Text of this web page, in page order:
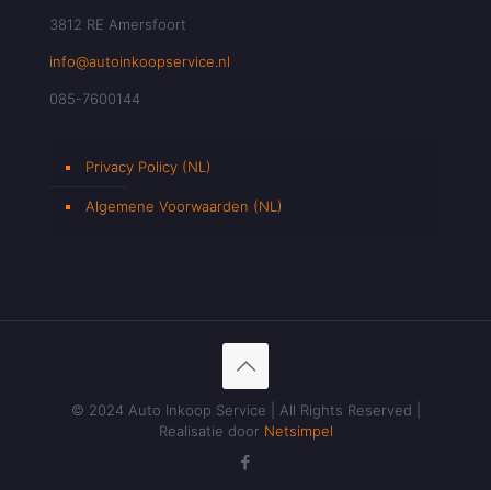
3812 RE Amersfoort
info@autoinkoopservice.nl
085-7600144
Privacy Policy (NL)
Algemene Voorwaarden (NL)
© 2024 Auto Inkoop Service | All Rights Reserved |
Realisatie door Netsimpel